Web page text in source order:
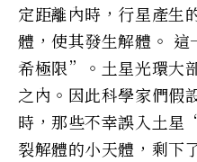
定距離內時，行星產生
體，使其發生解體。
希極限”。土星光環大
之內。因此科學家們假
時，那些不幸誤入土
裂解體的小天體，剩下